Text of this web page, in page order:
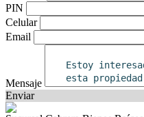
PIN
Celular
Email
Mensaje
Enviar